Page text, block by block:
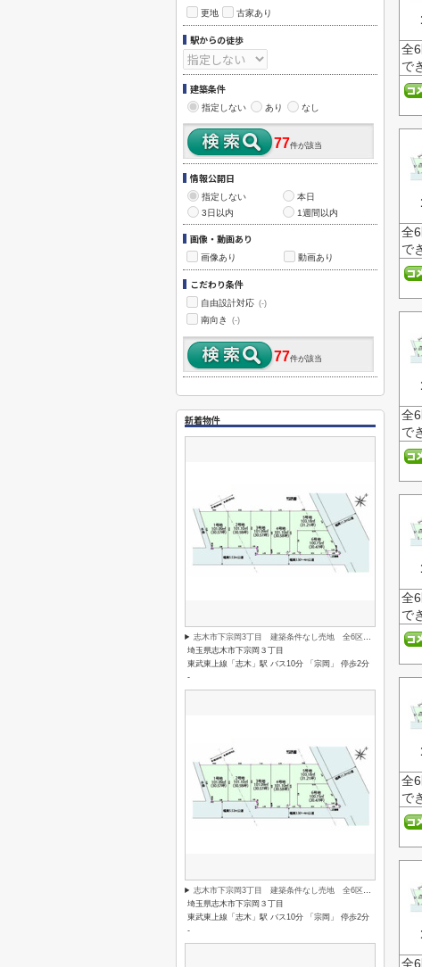
全
で
全
で
全
で
全
で
全
で
全
更地 古家あり
駅からの徒歩
建築条件
指定しない あり なし
77件が該当
情報公開日
指定しない
本日
3日以内
1週間以内
画像・動画あり
画像あり 動画あり
こだわり条件
自由設計対応 (-)
南向き (-)
77件が該当
新着物件
志木市下宗岡3丁目 建築条件なし売地 全6区画 （志木本店）
埼玉県志木市下宗岡３丁目
東武東上線「志木」駅 バス10分 「宗岡」 停歩2分
-
志木市下宗岡3丁目 建築条件なし売地 全6区画 （志木本店）
埼玉県志木市下宗岡３丁目
東武東上線「志木」駅 バス10分 「宗岡」 停歩2分
-